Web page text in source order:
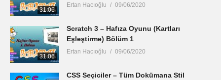
31:06
Ertan Hacıoğlu 09/06/2020
31:06
Scratch 3 – Hafıza Oyunu (Kartları
Eşleştirme) Bölüm 1
Ertan Hacıoğlu 09/06/2020
CSS Seçiciler – Tüm Dokümana Stil